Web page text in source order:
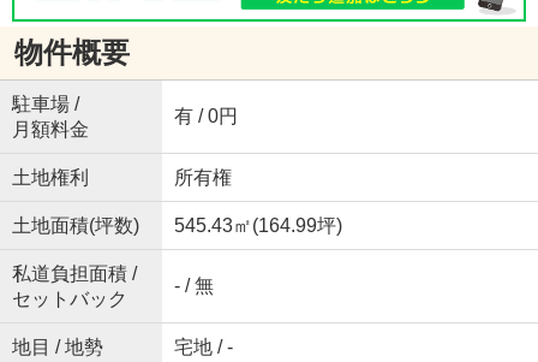
物件概要
駐車場 /
月額料金
有 / 0円
土地権利 所有権
土地面積(坪数) 545.43㎡(164.99坪)
私道負担面積 /
セットバック
- / 無
地目 / 地勢 宅地 / -